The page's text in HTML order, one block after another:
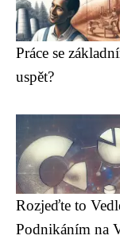
Práce se
uspět?
Rozjeďte to
Podnikáním na